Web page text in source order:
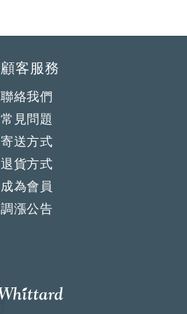
顧客服務
聯絡我們
常見問題
寄送方式
退貨方式
成為會員
調漲公告